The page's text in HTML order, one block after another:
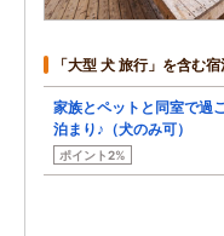
「大型 犬 旅行」を含む
家族とペットと同室で過
泊まり♪（犬のみ可）
ポイント2%